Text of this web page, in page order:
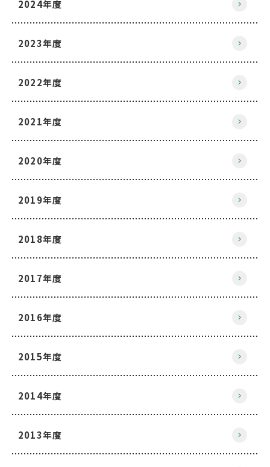
2024年度
2023年度
2022年度
2021年度
2020年度
2019年度
2018年度
2017年度
2016年度
2015年度
2014年度
2013年度